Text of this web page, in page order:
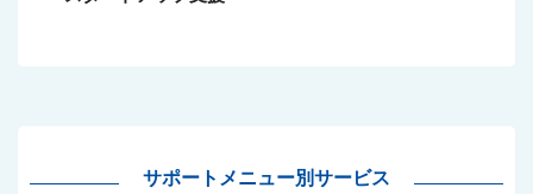
サポートメニュー別サービス